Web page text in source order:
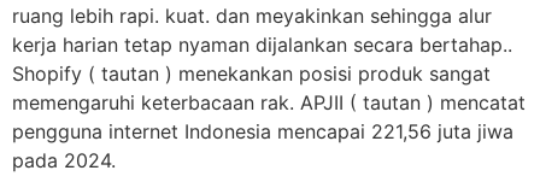
ruang lebih rapi. kuat. dan meyakinkan sehingga alur
kerja harian tetap nyaman dijalankan secara bertahap..
Shopify ( tautan ) menekankan posisi produk sangat
memengaruhi keterbacaan rak. APJII ( tautan ) mencatat
pengguna internet Indonesia mencapai 221,56 juta jiwa
pada 2024.